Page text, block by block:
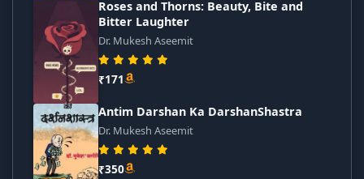
Roses and Thorns: Beauty, Bite and
Bitter Laughter
Dr. Mukesh Aseemit
₹171
Antim Darshan Ka DarshanShastra
Dr. Mukesh Aseemit
₹350